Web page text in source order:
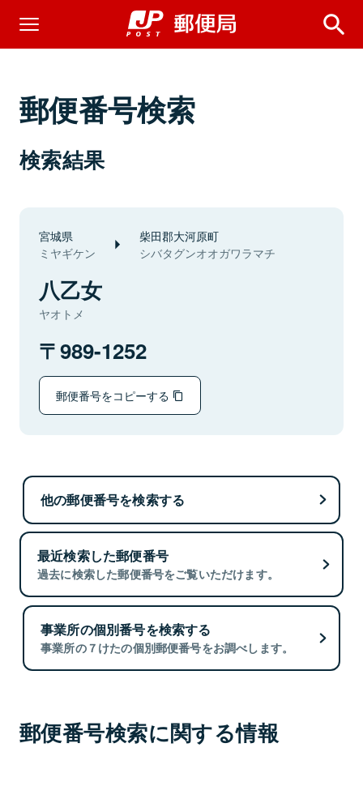
郵便番号検索
検索結果
宮城県
ミヤギケン
柴田郡大河原町
シバタグンオオガワラマチ
八乙女
ヤオトメ
989-1252
郵便番号をコピーする
他の郵便番号を検索する
最近検索した郵便番号
過去に検索した郵便番号をご覧いただけます。
事業所の個別番号を検索する
事業所の７けたの個別郵便番号をお調べします。
郵便番号検索に関する情報